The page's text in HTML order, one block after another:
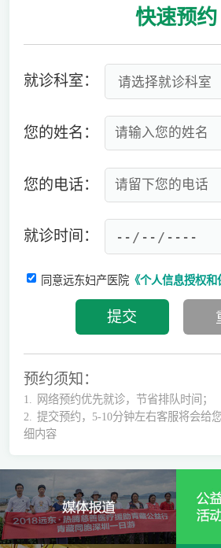
快速预约
就诊科室：
您的姓名：
您的电话：
就诊时间：
同意远东妇产医院《个人信息授权和
预约须知：
1.
网络预约优先就诊，节省排队时间；
2.
提交预约，5-10分钟左右客服将会给
细内容